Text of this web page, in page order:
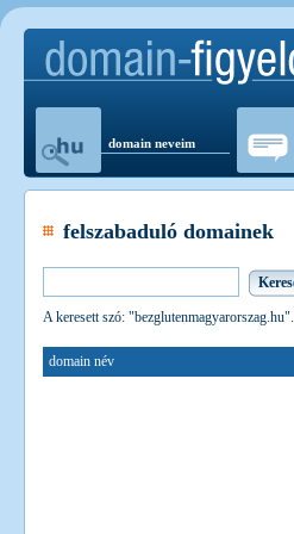
domain neveim
felszabaduló domainek
A keresett szó: "bezglutenmagyarorszag.hu".
domain név